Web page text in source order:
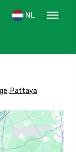
NL
menu
Pattaya